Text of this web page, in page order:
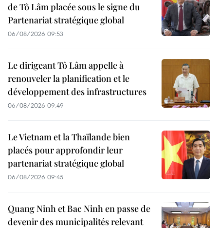
de Tô Lâm placée sous le signe du
Partenariat stratégique global
06/08/2026 09:53
Le dirigeant Tô Lâm appelle à
renouveler la planification et le
développement des infrastructures
06/08/2026 09:49
Le Vietnam et la Thaïlande bien
placés pour approfondir leur
partenariat stratégique global
06/08/2026 09:45
Quang Ninh et Bac Ninh en passe de
devenir des municipalités relevant